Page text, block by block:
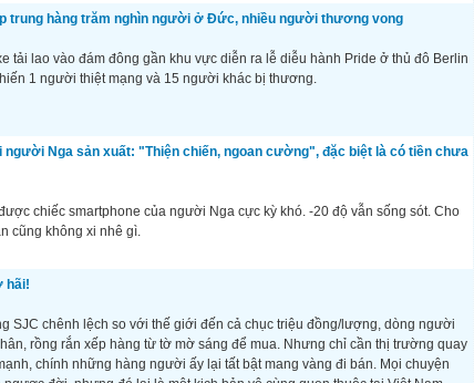
trung hàng trăm nghìn người ở Đức, nhiều người thương vong
tải lao vào đám đông gần khu vực diễn ra lễ diễu hành Pride ở thủ đô Berlin
1 người thiệt mạng và 15 người khác bị thương.
người Nga sản xuất: "Thiện chiến, ngoan cường", đặc biệt là có tiền chưa
chiếc smartphone của người Nga cực kỳ khó. -20 độ vẫn sống sót. Cho
cũng không xi nhê gì.
hãi!
SJC chênh lệch so với thế giới đến cả chục triệu đồng/lượng, dòng người
rồng rắn xếp hàng từ tờ mờ sáng để mua. Nhưng chỉ cần thị trường quay
chính những hàng người ấy lại tất bật mang vàng đi bán. Mọi chuyện